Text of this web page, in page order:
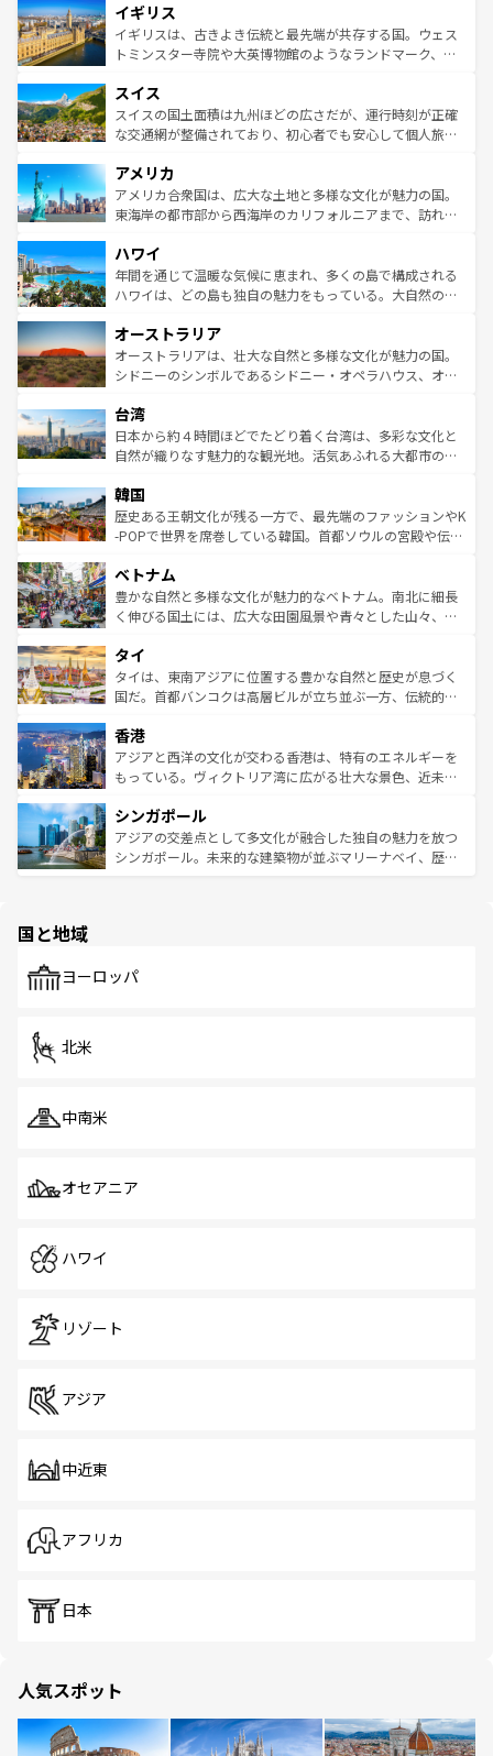
いる。シャンパンの発祥地であるランス、プロヴァンスの
香り高いラベンダー畑など、多彩な楽しみ方が可能だ。さ
らに、パリ以外の地域にも魅力が溢れており、どの街角に
れる地方に足を運ぶとそれぞれで全く異なる文化を体験で
きるだろう。 なお、新着のフランス情報はコンテンツ一覧
を参照してほしい。
顔を持つこの国は、どこを歩いても飽きることがない。ベ
ルリンの文化的活気、バイエルン州のアルプスの絶景、そ
してライン川沿いのワイン畑といった風景は必見。ビール
は、お酒好きな人にはぜひ体験してほしい。 なお、新着の
ドイツ情報はコンテンツ一覧を参照してほしい。
イギリス
イギリスは、古きよき伝統と最先端が共存する国。ウェス
トミンスター寺院や大英博物館のようなランドマーク、歴
リアごとに異なる魅力がある。また、優雅なアフタヌーン
ティー、ビール好きにはたまらない英国パブ、サッカー観
戦など、本場だからこそできる体験も豊富。イギリスを旅
ンツ一覧を参照してほしい。
スイス
スイスの国土面積は九州ほどの広さだが、運行時刻が正確
な交通網が整備されており、初心者でも安心して個人旅行
の建物がそのまま残る町や、スイスならではのユニークな
博物館もあり、アルプス観光だけでなく町歩きも満喫する
ことができる。国民の所得が高いため物価も高いが、旅行
ば市内交通費無料で観光を楽しむこともできる。 なお、新
着のスイス情報はコンテンツ一覧 を参照してほしい。
アメリカ
アメリカ合衆国は、広大な土地と多様な文化が魅力の国。
東海岸の都市部から西海岸のカリフォルニアまで、訪れる
のような巨大都市は、観光、ショッピング、エンターテイ
ンメントが詰まった刺激的なスポットだ。一方、アメリカ
西部には大自然が広がり、グランドキャニオンやイエロー
部のニューオーリンズでは、音楽と美食が融合した独特の
文化が魅力。旅行者はアメリカの各地域で異なる魅力を楽
しみながら、その多様性と豊かな歴史を感じることができ
ならではの贅沢な旅のスタイルだ。 なお、新着のアメリカ
情報はコンテンツ一覧を参照してほしい。
ハワイ
年間を通じて温暖な気候に恵まれ、多くの島で構成される
ハワイは、どの島も独自の魅力をもっている。大自然の神
ワイ島は見逃せない。また、定番の観光地といえばオアフ
島だが、静かな自然を求めるならマウイ島やカウアイ島が
おすすめ。エメラルドグリーンに輝く海をはじめ、豊かな
れるおもてなしの心で訪れる人々を迎えてくれるハワイの
人々、おいしいローカルフードやハワイアンミュージッ
ク、伝統的なフラダンスなど、すべてがハワイの魅力を彩
ワイを、存分に味わってほしい。 なお、新着のハワイ情報
はコンテンツ一覧を参照してほしい。
オーストラリア
オーストラリアは、壮大な自然と多様な文化が魅力の国。
シドニーのシンボルであるシドニー・オペラハウス、オー
リアリーフや大陸中央部にそびえるウルル（エアーズロッ
ク）、タスマニアの美しい原生林やケアンズの熱帯雨林な
ど、見どころがたくさん。また、カフェやワイン、オージ
いる。アクティビティも充実しており、サーフィンやダイ
ビング、ハイキングなど、アウトドア好きにはたまらな
い。オーストラリアの多彩な魅力を存分に味わいつくそ
参照してほしい。
台湾
日本から約４時間ほどでたどり着く台湾は、多彩な文化と
自然が織りなす魅力的な観光地。活気あふれる大都市の台
ン）、静ひつな山岳地帯である台湾東部など、都市の喧騒
と山間の静けさが共存しており、訪れる人に新しい発見と
驚きをもたらしてくれる。また、奥深い台湾の食文化も魅
容にもいいと評判のスイーツなど、バラエティ豊かな料理
が味わえる。 なお、新着の台湾情報は コンテンツ一覧を参
照してほしい。
韓国
歴史ある王朝文化が残る一方で、最先端のファッションやK
-POPで世界を席巻している韓国。首都ソウルの宮殿や伝統
き、地方に足を延ばせば四季折々の自然美を楽しむことが
できる。そして、キムチや焼肉、絶品のストリートフード
まで、さまざまな韓国料理が待っている。夜には、韓国な
リティに包まれながら、韓国の多彩な魅力を心ゆくまで味
わってみてほしい。 なお、新着の韓国情報はコンテンツ一
覧を参照してほしい。
ベトナム
豊かな自然と多様な文化が魅力的なベトナム。南北に細長
く伸びる国土には、広大な田園風景や青々とした山々、世
急速な発展と共に伝統が息づく。ハノイの古い町並みやホ
ーチミン市のフランス統治時代の建物も、独特の雰囲気を
醸し出している。また、バラエティの豊かさとおいしさで
とつ。フォーやバインミー、ベトナムコーヒーなどは、ぜ
ひ現地で味わいたい。どの地域を訪れてもあたたかい人々
が旅行者を迎えてくれるので、きっと忘れられない旅にな
参照してほしい。
タイ
タイは、東南アジアに位置する豊かな自然と歴史が息づく
国だ。首都バンコクは高層ビルが立ち並ぶ一方、伝統的な
の活気が交差している。北部ではチェンマイなどの山岳地
帯で自然と触れ合い、南部ではプーケットやクラビの美し
いビーチでリゾート気分を楽しむことができる。タイ料理
激する。気候は一年中温暖で、どの季節にも異なる楽しみ
が待っている。親しみやすいタイの人々、仏教を中心とし
た文化、そして多様な観光資源が、訪れる旅人を魅了し続
香港
アジアと西洋の文化が交わる香港は、特有のエネルギーを
もっている。ヴィクトリア湾に広がる壮大な景色、近未来
み、どこを訪れても感動するはず。観光スポットが密集し
ており、効率よく見どころを回れるのも魅力。息をのむよ
うな絶景から文化的な体験まで、香港を存分に楽しみ尽く
シンガポール
アジアの交差点として多文化が融合した独自の魅力を放つ
シンガポール。未来的な建築物が並ぶマリーナベイ、歴史
で、ホーカーズは地元の風情を楽しめる外せないスポット
国と地域
ヨーロッパ
北米
中南米
オセアニア
ハワイ
リゾート
アジア
中近東
アフリカ
日本
人気スポット